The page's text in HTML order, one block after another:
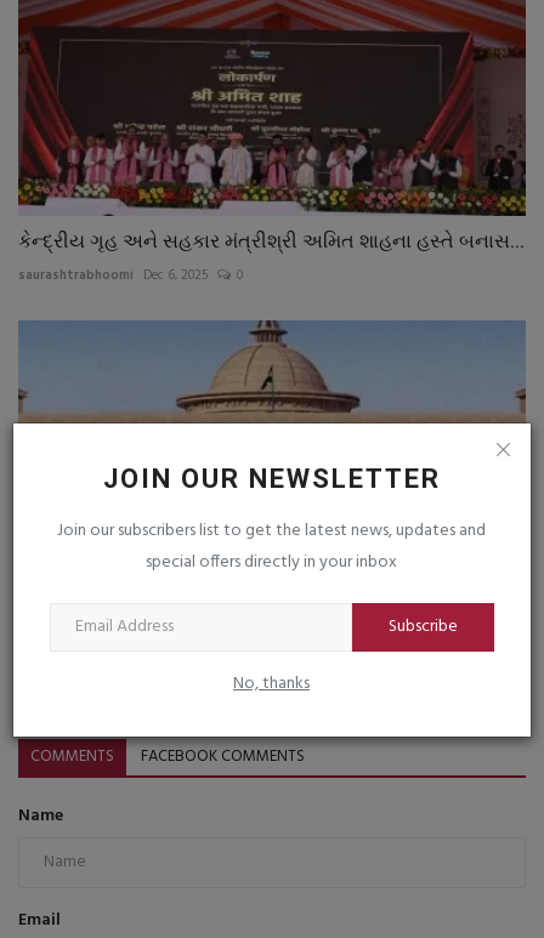
JOIN OUR NEWSLETTER
Join our subscribers list to get the latest news, updates and
special offers directly in your inbox
Subscribe
No, thanks
કેન્દ્રીય ગૃહ અને સહકાર મંત્રીશ્રી અમિત શાહના હસ્તે બનાસ...
saurashtrabhoomi Dec 6, 2025 0
ગુજરાત વિધાનસભાને બોમ્બથી ઉડાવી દેવાની ધમકી
0
COMMENTS FACEBOOK COMMENTS
Name
Email